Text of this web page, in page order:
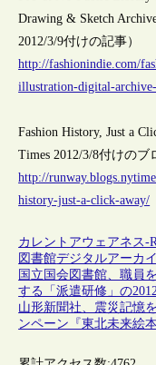
Drawing & Sketch
2012/3/9付けの記事）
http://fashionindie.com/
illustration-digital-
Fashion History, Just a
Times 2012/3/8付けのブ
http://
history-just-a-click-away/
カレントアウェアネス-
図書館デジタルアーカ
国立国会図書館、職員
する「派遣研修」の
山形新聞社、震災記憶
ンペーン『東北未来絵